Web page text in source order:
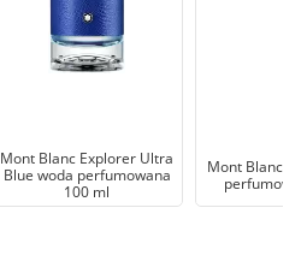
Mont Blanc Explorer Ultra
Blue woda perfumowana
100 ml
Mont Blanc